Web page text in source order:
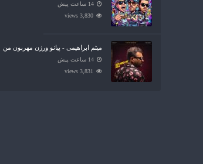
14 ساعت پیش
3,830 views
میثم ابراهیمی - پیانو ورژن مهربون من
14 ساعت پیش
3,831 views